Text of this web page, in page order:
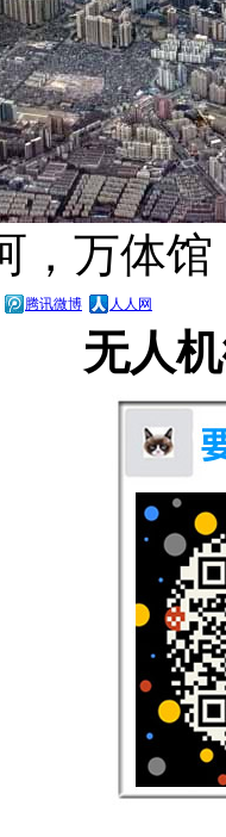
，万体
腾讯微博 人人网
无人